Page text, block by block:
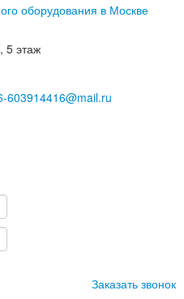
5 этаж
603914416@mail.ru
Заказать звонок